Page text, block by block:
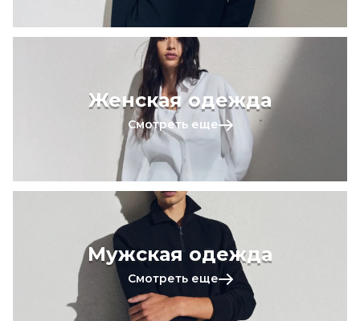
Женская одежда
Смотреть еще
Мужская одежда
Смотреть еще